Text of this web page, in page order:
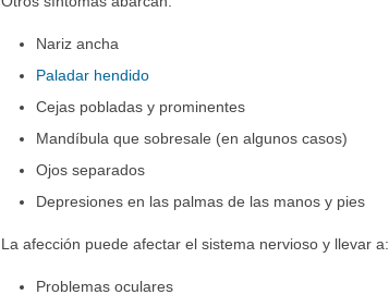
Nariz ancha
Paladar hendido
Cejas pobladas y prominentes
Mandíbula que sobresale (en algunos casos)
Ojos separados
Depresiones en las palmas de las manos y pies
La afección puede afectar el sistema nervioso y llevar a:
Problemas oculares